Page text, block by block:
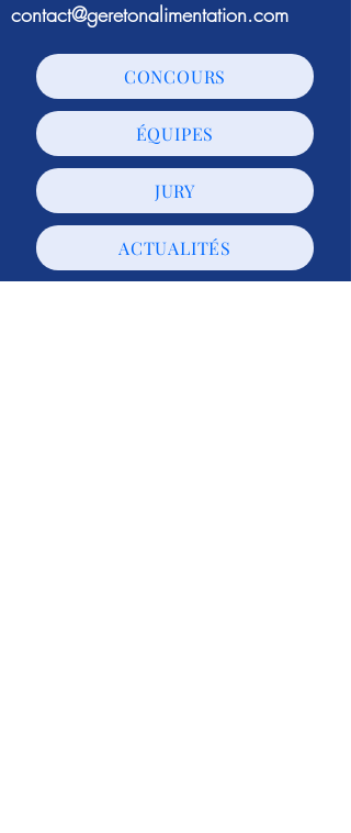
contact@geretonalimentation.com
CONCOURS
ÉQUIPES
JURY
ACTUALITÉS